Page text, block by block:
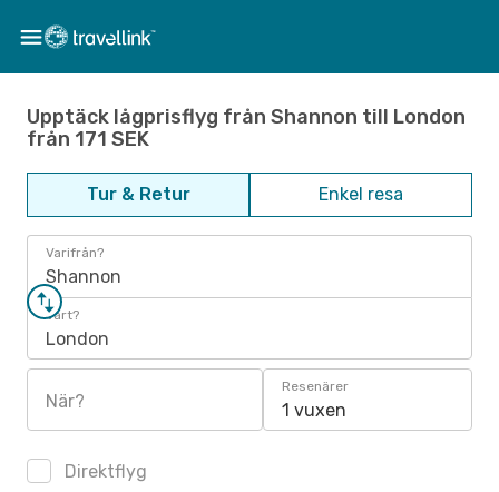
Upptäck lågprisflyg från Shannon till London
från 171 SEK
Tur & Retur Enkel resa
Varifrån?
Shannon
Vart?
London
När?
Resenärer
1 vuxen
Direktflyg